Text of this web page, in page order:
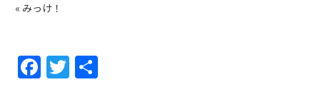
« みっけ！
F
a
T
w